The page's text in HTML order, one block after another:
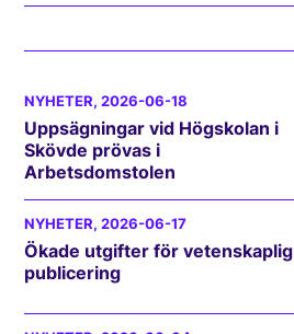
NYHETER, 2026-06-18
Uppsägningar vid Högskolan i
Skövde prövas i
Arbetsdomstolen
NYHETER, 2026-06-17
Ökade utgifter för vetenskaplig
publicering